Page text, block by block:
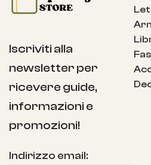
Iscriviti alla
newsletter per
ricevere guide,
informazioni e
promozioni!
Indirizzo email: